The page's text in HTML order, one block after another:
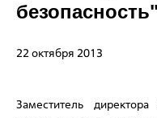
безопасность"
22 октября 2013
Заместитель